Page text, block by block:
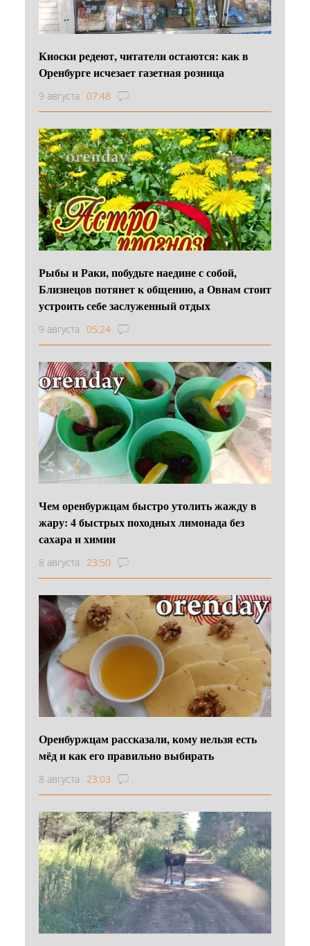
Киоски редеют, читатели остаются: как в
Оренбурге исчезает газетная розница
9 августа 07:48
Рыбы и Раки, побудьте наедине с собой,
Близнецов потянет к общению, а Овнам стоит
устроить себе заслуженный отдых
9 августа 05:24
Чем оренбуржцам быстро утолить жажду в
жару: 4 быстрых походных лимонада без
сахара и химии
8 августа 23:50
Оренбуржцам рассказали, кому нельзя есть
мёд и как его правильно выбирать
8 августа 23:03